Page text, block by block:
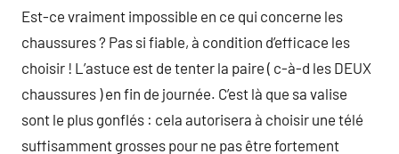
Est-ce vraiment impossible en ce qui concerne les
chaussures ? Pas si fiable, à condition d’efficace les
choisir ! L’astuce est de tenter la paire ( c-à-d les DEUX
chaussures ) en fin de journée. C’est là que sa valise
sont le plus gonflés : cela autorisera à choisir une télé
suffisamment grosses pour ne pas être fortement